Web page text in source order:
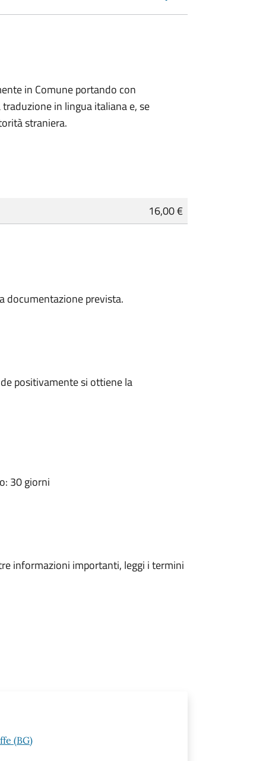
in Comune portando con
in lingua italiana e, se
straniera.
16,00 €
documentazione prevista.
positivamente si ottiene la
30 giorni
informazioni importanti, leggi i termini
(BG)